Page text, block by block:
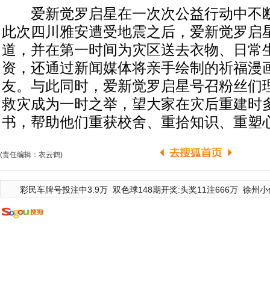
爱新觉罗启星在一次次公益行动中不
此次四川雅安遭受地震之后，爱新觉罗启
道，并在第一时间为灾区送去衣物、日常
资，还通过新闻媒体将亲手绘制的祈福漫
友。与此同时，爱新觉罗启星号召粉丝们
救灾成为一时之举，望大家在灾后重建时
书，帮助他们重获校舍、重拾知识、重塑
(责任编辑：衣云鹤)
彩民车牌号投注中3.9万 双色球148期开奖:头奖11注666万 徐州